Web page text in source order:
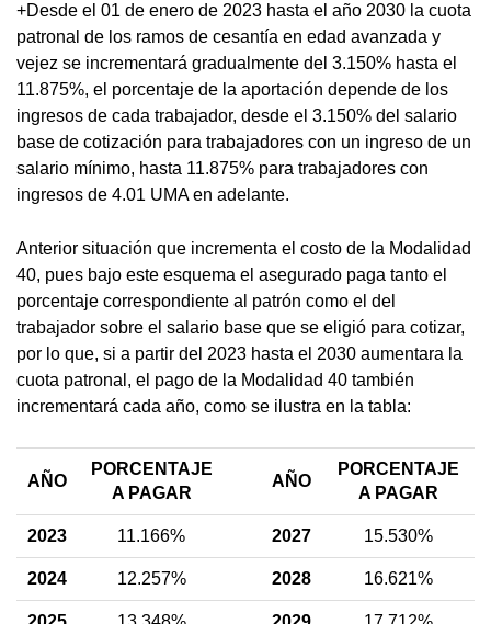
+Desde el 01 de enero de 2023 hasta el año 2030 la cuota
patronal de los ramos de cesantía en edad avanzada y
vejez se incrementará gradualmente del 3.150% hasta el
11.875%, el porcentaje de la aportación depende de los
ingresos de cada trabajador, desde el 3.150% del salario
base de cotización para trabajadores con un ingreso de un
salario mínimo, hasta 11.875% para trabajadores con
ingresos de 4.01 UMA en adelante.
Anterior situación que incrementa el costo de la Modalidad
40, pues bajo este esquema el asegurado paga tanto el
porcentaje correspondiente al patrón como el del
trabajador sobre el salario base que se eligió para cotizar,
por lo que, si a partir del 2023 hasta el 2030 aumentara la
cuota patronal, el pago de la Modalidad 40 también
incrementará cada año, como se ilustra en la tabla:
AÑO
PORCENTAJE
A PAGAR
AÑO
PORCENTAJE
A PAGAR
2023 11.166% 2027 15.530%
2024 12.257% 2028 16.621%